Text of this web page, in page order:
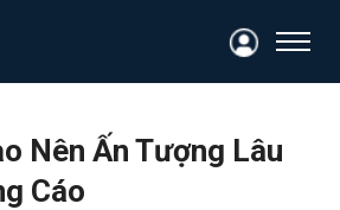
Nên Ấn Tượng Lâu
Cáo